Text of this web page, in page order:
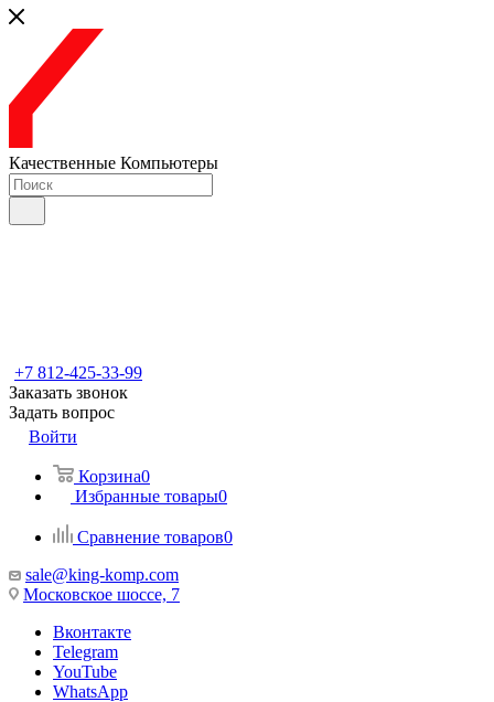
Качественные Компьютеры
+7 812-425-33-99
Заказать звонок
Задать вопрос
Войти
Корзина0
Избранные товары0
Сравнение товаров0
sale@king-komp.com
Московское шоссе, 7
Вконтакте
Telegram
YouTube
WhatsApp